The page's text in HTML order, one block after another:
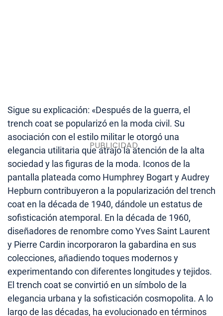
Sigue su explicación: «Después de la guerra, el
trench coat se popularizó en la moda civil. Su
asociación con el estilo militar le otorgó una
elegancia utilitaria que atrajo la atención de la alta
sociedad y las figuras de la moda. Iconos de la
pantalla plateada como Humphrey Bogart y Audrey
Hepburn contribuyeron a la popularización del trench
coat en la década de 1940, dándole un estatus de
sofisticación atemporal. En la década de 1960,
diseñadores de renombre como Yves Saint Laurent
y Pierre Cardin incorporaron la gabardina en sus
colecciones, añadiendo toques modernos y
experimentando con diferentes longitudes y tejidos.
El trench coat se convirtió en un símbolo de la
elegancia urbana y la sofisticación cosmopolita. A lo
largo de las décadas, ha evolucionado en términos